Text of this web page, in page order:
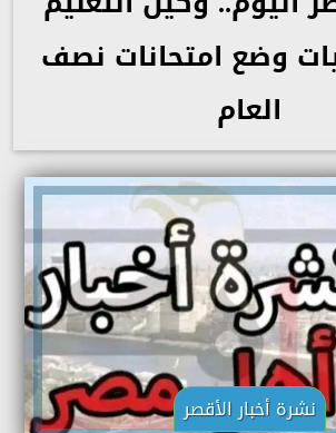
وضع امتحانات نصف
العام
نشرة أخبار الأقصر